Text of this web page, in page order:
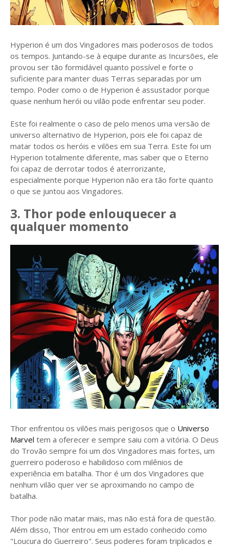
Hyperion é um dos Vingadores mais poderosos de todos
os tempos. Juntando-se à equipe durante as Incursões, ele
provou ser tão formidável quanto possível e forte o
suficiente para manter duas Terras separadas por um
tempo. Poder como o de Hyperion é assustador porque
quase nenhum herói ou vilão pode enfrentar seu poder.
Este foi realmente o caso de pelo menos uma versão de
universo alternativo de Hyperion, pois ele foi capaz de
matar todos os heróis e vilões em sua Terra. Este foi um
Hyperion totalmente diferente, mas saber que o Eterno
foi capaz de derrotar todos é aterrorizante,
especialmente porque Hyperion não era tão forte quanto
o que se juntou aos Vingadores.
3. Thor pode enlouquecer a
qualquer momento
Thor enfrentou os vilões mais perigosos que o Universo
Marvel tem a oferecer e sempre saiu com a vitória. O Deus
do Trovão sempre foi um dos Vingadores mais fortes, um
guerreiro poderoso e habilidoso com milênios de
experiência em batalha. Thor é um dos Vingadores que
nenhum vilão quer ver se aproximando no campo de
batalha.
Thor pode não matar mais, mas não está fora de questão.
Além disso, Thor entrou em um estado conhecido como
"Loucura do Guerreiro". Seus poderes foram triplicados e